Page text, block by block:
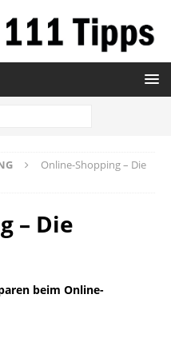
Online-Shopping – Die
– Die
beim Online-